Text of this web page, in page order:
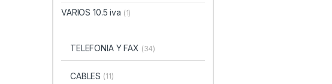
VARIOS 10.5 iva (1)
TELEFONIA Y FAX (34)
CABLES (11)